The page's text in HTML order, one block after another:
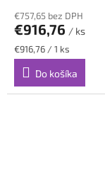
€757,65 bez DPH
€916,76 / ks
Jednotková
cena:
€916,76 / 1 ks
Do košíka